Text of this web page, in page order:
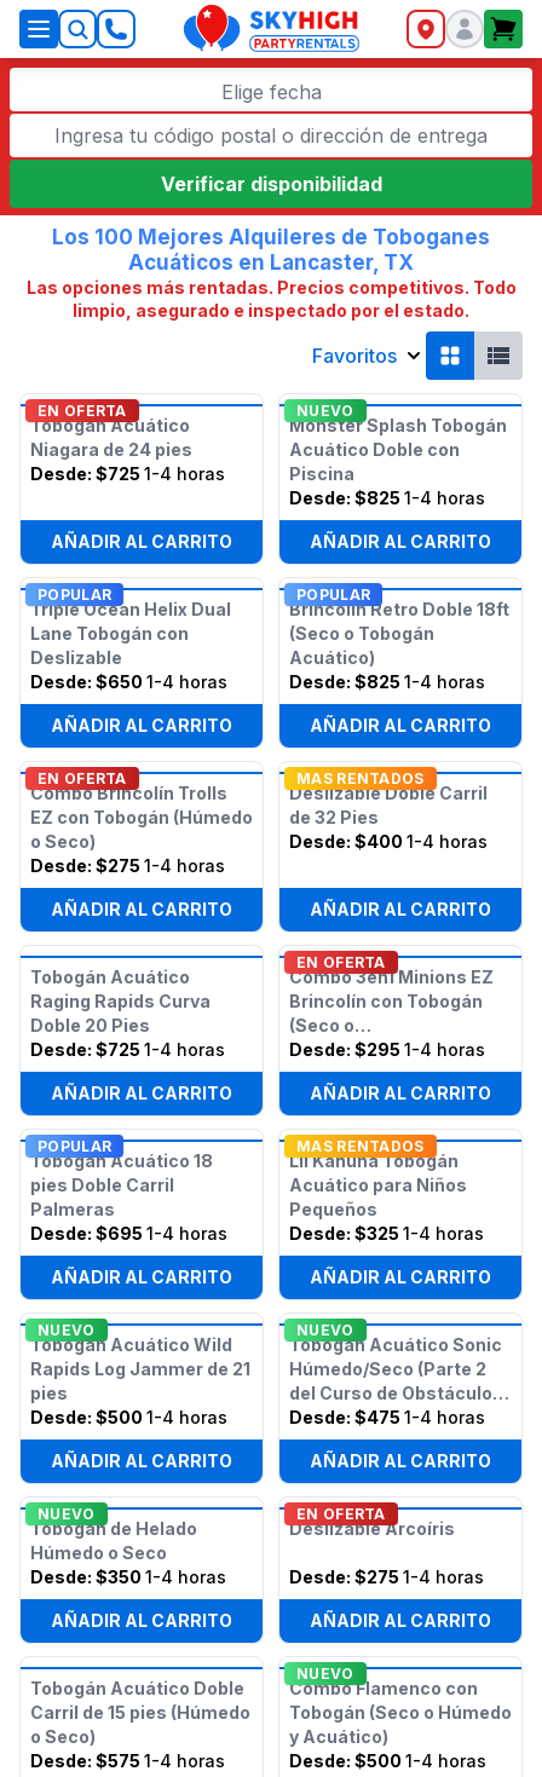
SkyHigh Logo
Elige fecha
Verificar disponibilidad
Los 100 Mejores Alquileres de Toboganes
Acuáticos en Lancaster, TX
Las opciones más rentadas. Precios competitivos. Todo
limpio, asegurado e inspectado por el estado.
Favoritos
EN OFERTA
Tobogán Acuático
Niagara de 24 pies
Desde: $725 1-4 horas
AÑADIR AL CARRITO
NUEVO
Monster Splash Tobogán
Acuático Doble con
Piscina
Desde: $825 1-4 horas
AÑADIR AL CARRITO
POPULAR
Triple Ocean Helix Dual
Lane Tobogán con
Deslizable
Desde: $650 1-4 horas
AÑADIR AL CARRITO
POPULAR
Brincolín Retro Doble 18ft
(Seco o Tobogán
Acuático)
Desde: $825 1-4 horas
AÑADIR AL CARRITO
EN OFERTA
Combo Brincolín Trolls
EZ con Tobogán (Húmedo
o Seco)
Desde: $275 1-4 horas
AÑADIR AL CARRITO
MAS RENTADOS
Deslizable Doble Carril
de 32 Pies
Desde: $400 1-4 horas
AÑADIR AL CARRITO
Tobogán Acuático
Raging Rapids Curva
Doble 20 Pies
Desde: $725 1-4 horas
AÑADIR AL CARRITO
EN OFERTA
Combo 3en1 Minions EZ
Brincolín con Tobogán
(Seco o
Húmedo/Acuático)
Desde: $295 1-4 horas
AÑADIR AL CARRITO
POPULAR
Tobogán Acuático 18
pies Doble Carril
Palmeras
Desde: $695 1-4 horas
AÑADIR AL CARRITO
MAS RENTADOS
Lil Kahuna Tobogán
Acuático para Niños
Pequeños
Desde: $325 1-4 horas
AÑADIR AL CARRITO
NUEVO
Tobogán Acuático Wild
Rapids Log Jammer de 21
pies
Desde: $500 1-4 horas
AÑADIR AL CARRITO
NUEVO
Tobogán Acuático Sonic
Húmedo/Seco (Parte 2
del Curso de Obstáculos
Sonic de 50 pies)
Desde: $475 1-4 horas
AÑADIR AL CARRITO
NUEVO
Tobogán de Helado
Húmedo o Seco
Desde: $350 1-4 horas
AÑADIR AL CARRITO
EN OFERTA
Deslizable Arcoíris
Desde: $275 1-4 horas
AÑADIR AL CARRITO
Tobogán Acuático Doble
Carril de 15 pies (Húmedo
o Seco)
Desde: $575 1-4 horas
NUEVO
Combo Flamenco con
Tobogán (Seco o Húmedo
y Acuático)
Desde: $500 1-4 horas